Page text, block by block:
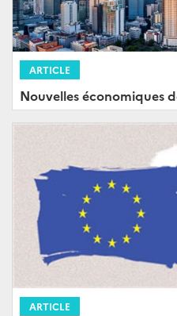
ARTICLE
Nouvelles économiques
ARTICLE